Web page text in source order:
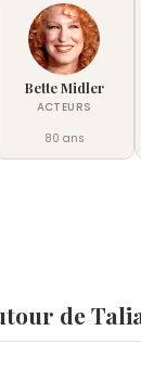
Bette Midler
ACTEURS
80 ans
de